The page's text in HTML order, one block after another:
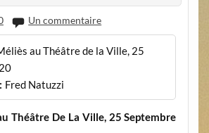
Un commentaire
au Théâtre de la Ville, 25
Fred Natuzzi
Théâtre De La Ville, 25 Septembre